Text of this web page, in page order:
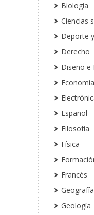
Biología
Ciencias
Deporte
Derecho
Diseño e
Economía
Español
Filosofía
Física
Francés
Geografía
Geología